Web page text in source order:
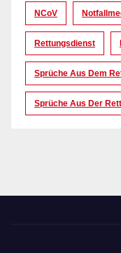
NCoV
Rettungsdienst
Sprüche Aus Dem
Sprüche Aus Der